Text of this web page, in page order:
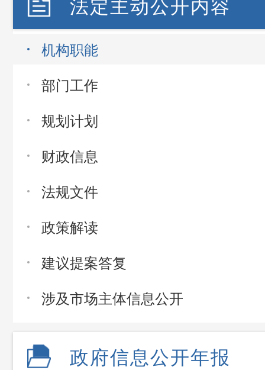
机构职能
部门工作
规划计划
财政信息
法规文件
政策解读
建议提案答复
涉及市场主体信息公开
政府信息公开年报